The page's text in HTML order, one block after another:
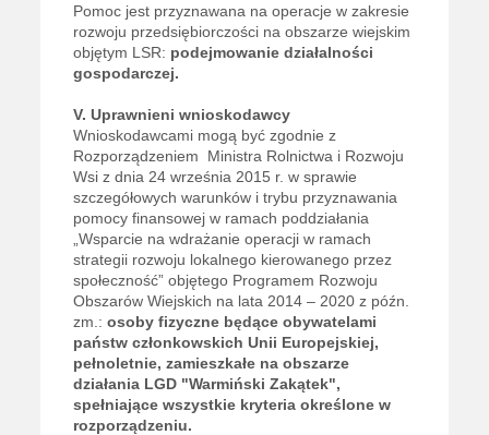
Pomoc jest przyznawana na operacje w zakresie
rozwoju przedsiębiorczości na obszarze wiejskim
objętym LSR: podejmowanie działalności
gospodarczej.
V. Uprawnieni wnioskodawcy
Wnioskodawcami mogą być zgodnie z
Rozporządzeniem Ministra Rolnictwa i Rozwoju
Wsi z dnia 24 września 2015 r. w sprawie
szczegółowych warunków i trybu przyznawania
pomocy finansowej w ramach poddziałania
„Wsparcie na wdrażanie operacji w ramach
strategii rozwoju lokalnego kierowanego przez
społeczność” objętego Programem Rozwoju
Obszarów Wiejskich na lata 2014 – 2020 z późn.
zm.:osoby fizyczne będące obywatelami
państw członkowskich Unii Europejskiej,
pełnoletnie, zamieszkałe na obszarze
działania LGD "Warmiński Zakątek",
spełniające wszystkie kryteria określone w
rozporządzeniu.